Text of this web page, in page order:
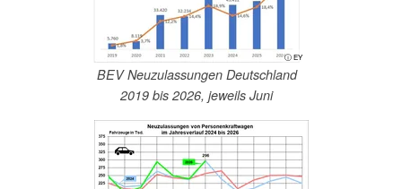
ⓘ EY
BEV Neuzulassungen Deutschland
2019 bis 2026, jeweils Juni